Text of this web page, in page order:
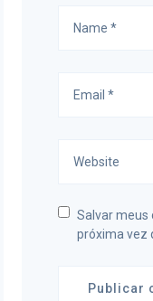
Salvar meus
próxima vez